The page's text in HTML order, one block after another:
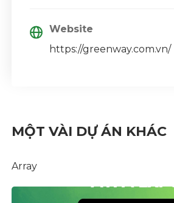
Website
https://greenway.com.vn/
MỘT VÀI DỰ ÁN KHÁC
Array